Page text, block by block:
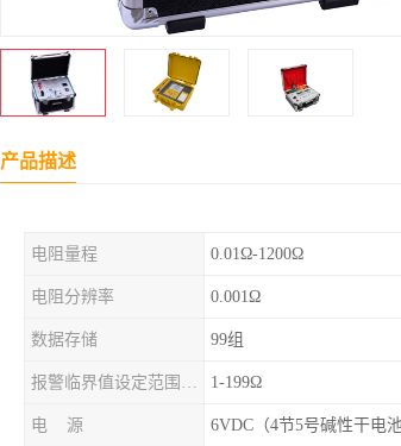
产品描述
电阻量程 0.01Ω-1200Ω
电阻分辨率 0.001Ω
数据存储 99组
报警临界值设定范围电阻 1-199Ω
电 源 6VDC（4节5号碱性干电池